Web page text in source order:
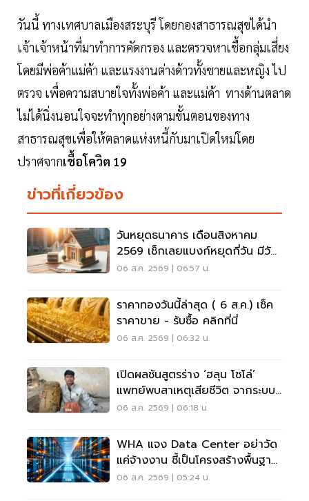
วันนี้ ทางเทศบาลเมืองสระบุรี โดยกองสาธารณสุขได้นำ
เจ้าเจ้าหน้าที่มาทำการคัดกรอง และตรวจหาเชื้อกลุ่มเสี่ยง
โดยมีพ่อค้าแม่ค้า และแรงงานต่างด้าวทั้งชายและหญิง ไป
ตรวจ เพื่อความสบายใจทั้งพ่อค้า และแม่ค้า ทางด้านตลาด
ไม่ได้นิ่งนอนใจจะทำทุกอย่างตามขั้นตอนของทาง
สาธารณสุขเพื่อให้ตลาดแห่งหนี้กับมาเปิดใหม่โดย
ปราศจากเชื้อโควิต 19
ข่าวที่เกี่ยวข้อง
วันหยุดธนาคาร เดือนสิงหาคม
2569 เช็กเลยแบงก์หยุดกี่วัน มีวัน
หยุดยาวไหม
06 ส.ค. 2569 | 06:57 น.
ราคาทองวันนี้ล่าสุด ( 6 ส.ค.) เช็ค
ราคาขาย - รับซื้อ คลิกที่นี่
06 ส.ค. 2569 | 06:32 น.
เปิดผลชันสูตรร่าง ‘ฮลุน โซโล่’
แพทย์พบสาเหตุเสียชีวิต จากระบบ
หัวใจล้มเหลว
06 ส.ค. 2569 | 06:18 น.
WHA แจง Data Center อย่าวัด
แค่จ้างงาน ชี้เป็นโครงสร้างพื้นฐาน
เศรษฐกิจดิจิทัล
06 ส.ค. 2569 | 05:24 น.